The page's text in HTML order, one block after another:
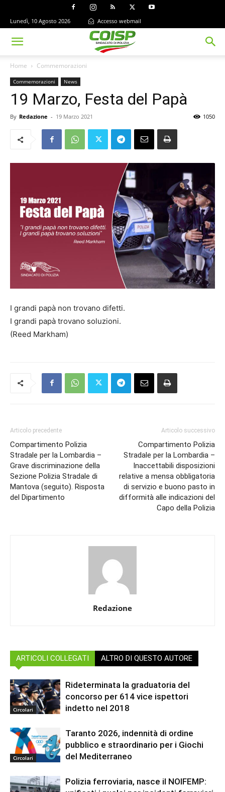
Lunedì, 10 Agosto 2026 Accesso webmail
Home Commemorazioni
Commemorazioni News
19 Marzo, Festa del Papà
By Redazione - 19 Marzo 2021 1050
I grandi papà non trovano difetti.
I grandi papà trovano soluzioni.
(Reed Markham)
Articolo precedente
Compartimento Polizia
Stradale per la Lombardia –
Grave discriminazione della
Sezione Polizia Stradale di
Mantova (seguito). Risposta
del Dipartimento
Articolo successivo
Compartimento Polizia
Stradale per la Lombardia –
Inaccettabili disposizioni
relative a mensa obbligatoria
di servizio e buono pasto in
difformità alle indicazioni del
Capo della Polizia
Redazione
ARTICOLI COLLEGATI ALTRO DI QUESTO AUTORE
Circolari
Rideterminata la graduatoria del
concorso per 614 vice ispettori
indetto nel 2018
Circolari
Taranto 2026, indennità di ordine
pubblico e straordinario per i Giochi
del Mediterraneo
Polizia ferroviaria, nasce il NOIFEMP: